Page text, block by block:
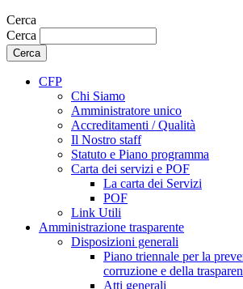
Cerca
Cerca
CFP
Chi Siamo
Amministratore unico
Accreditamenti / Qualità
Il Nostro staff
Statuto e Piano programma
Carta dei servizi e POF
La carta dei Servizi
POF
Link Utili
Amministrazione trasparente
Disposizioni generali
Piano triennale per la
corruzione e della
Atti generali